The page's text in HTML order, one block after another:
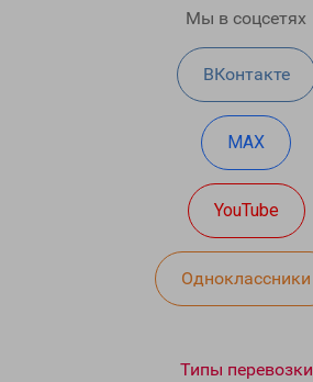
Мы в соцсетях
ВКонтакте
MAX
YouTube
Одноклассники
Типы перевозки